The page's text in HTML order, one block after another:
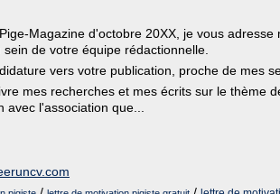
Magazine d'octobre 20XX, je vous adresse
de votre équipe rédactionnelle.
vers votre publication, proche de mes
mes recherches et mes écrits sur le thème
l'association que...